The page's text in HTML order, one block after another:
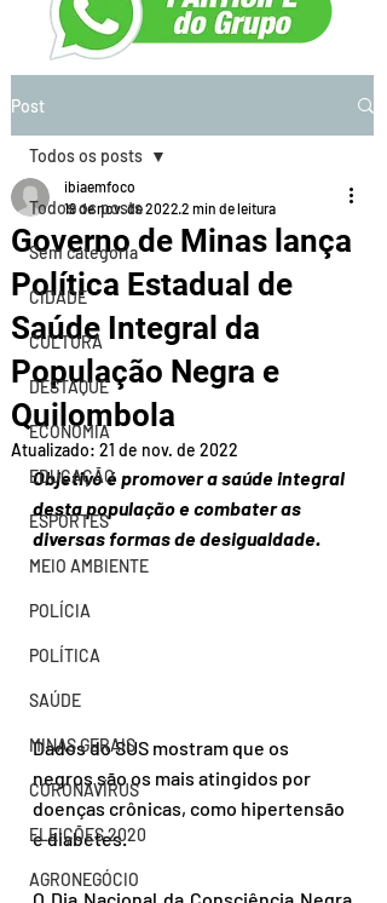
Post
Todos os posts
Sem categoria
CIDADE
CULTURA
DESTAQUE
ECONOMIA
EDUCAÇÃO
ESPORTES
MEIO AMBIENTE
POLÍCIA
POLÍTICA
SAÚDE
MINAS GERAIS
CORONAVÍRUS
ELEIÇÕES 2020
AGRONEGÓCIO
Todos os posts
Governo de Minas lança
Política Estadual de
Saúde Integral da
População Negra e
Quilombola
ibiaemfoco
19 de nov. de 2022 2 min de leitura
Atualizado: 21 de nov. de 2022
Objetivo é promover a saúde integral
desta população e combater as
diversas formas de desigualdade.
Dados do SUS mostram que os
negros são os mais atingidos por
doenças crônicas, como hipertensão
e diabetes.